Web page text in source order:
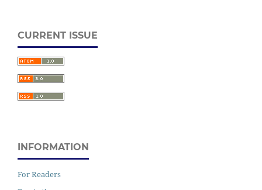
CURRENT ISSUE
INFORMATION
For Readers